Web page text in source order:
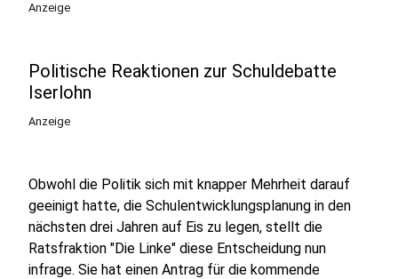
Anzeige
Politische Reaktionen zur Schuldebatte
Iserlohn
Anzeige
Obwohl die Politik sich mit knapper Mehrheit darauf
geeinigt hatte, die Schulentwicklungsplanung in den
nächsten drei Jahren auf Eis zu legen, stellt die
Ratsfraktion "Die Linke" diese Entscheidung nun
infrage. Sie hat einen Antrag für die kommende